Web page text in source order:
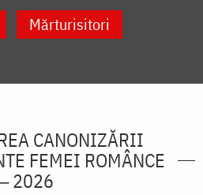
Mărturisitori
CANONIZĂRII
FEMEI ROMÂNCE
2026